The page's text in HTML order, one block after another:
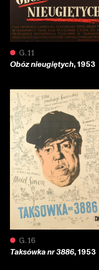
● G.11
Obóz nieugiętych, 1953
● G.16
Taksówka nr 3886, 1953